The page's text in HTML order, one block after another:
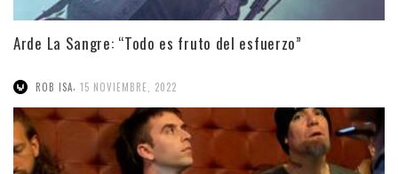
Arde La Sangre: “Todo es fruto del esfuerzo”
ROB ISA, 15 NOVIEMBRE, 2022